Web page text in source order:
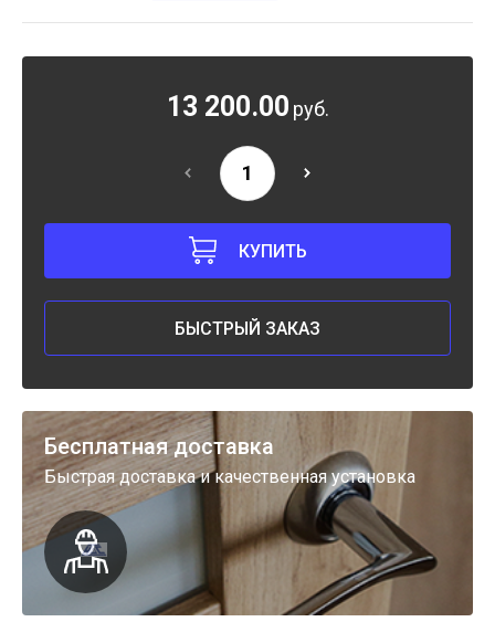
13 200.00 руб.
КУПИТЬ
БЫСТРЫЙ ЗАКАЗ
Бесплатная доставка
Быстрая доставка и качественная установка